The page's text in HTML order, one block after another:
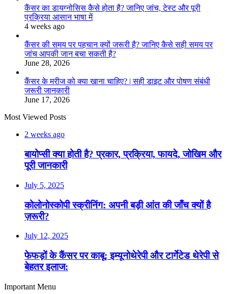
कैंसर का डायग्नोसिस कैसे होता है? जानिए जांच, टेस्ट और पूरी
प्रक्रिया आसान भाषा में
4 weeks ago
कैंसर की समय पर पहचान क्यों जरूरी है? जानिए कैसे सही समय पर
जांच आपकी जान बचा सकती है?
June 28, 2026
कैंसर के मरीज को क्या खाना चाहिए? | सही डाइट और पोषण संबंधी
जरूरी जानकारी
June 17, 2026
Most Viewed Posts
2 weeks ago
बायोप्सी क्या होती है? प्रकार, प्रक्रिया, फायदे, जोखिम और
पूरी जानकारी
July 5, 2025
कोलोनोस्कोपी स्क्रीनिंग: अपनी बड़ी आंत की जाँच क्यों है
ज़रूरी?
July 12, 2025
फेफड़ों के कैंसर पर काबू: इम्यूनोथेरेपी और टार्गेटेड थेरेपी से
बेहतर इलाज:
Important Menu